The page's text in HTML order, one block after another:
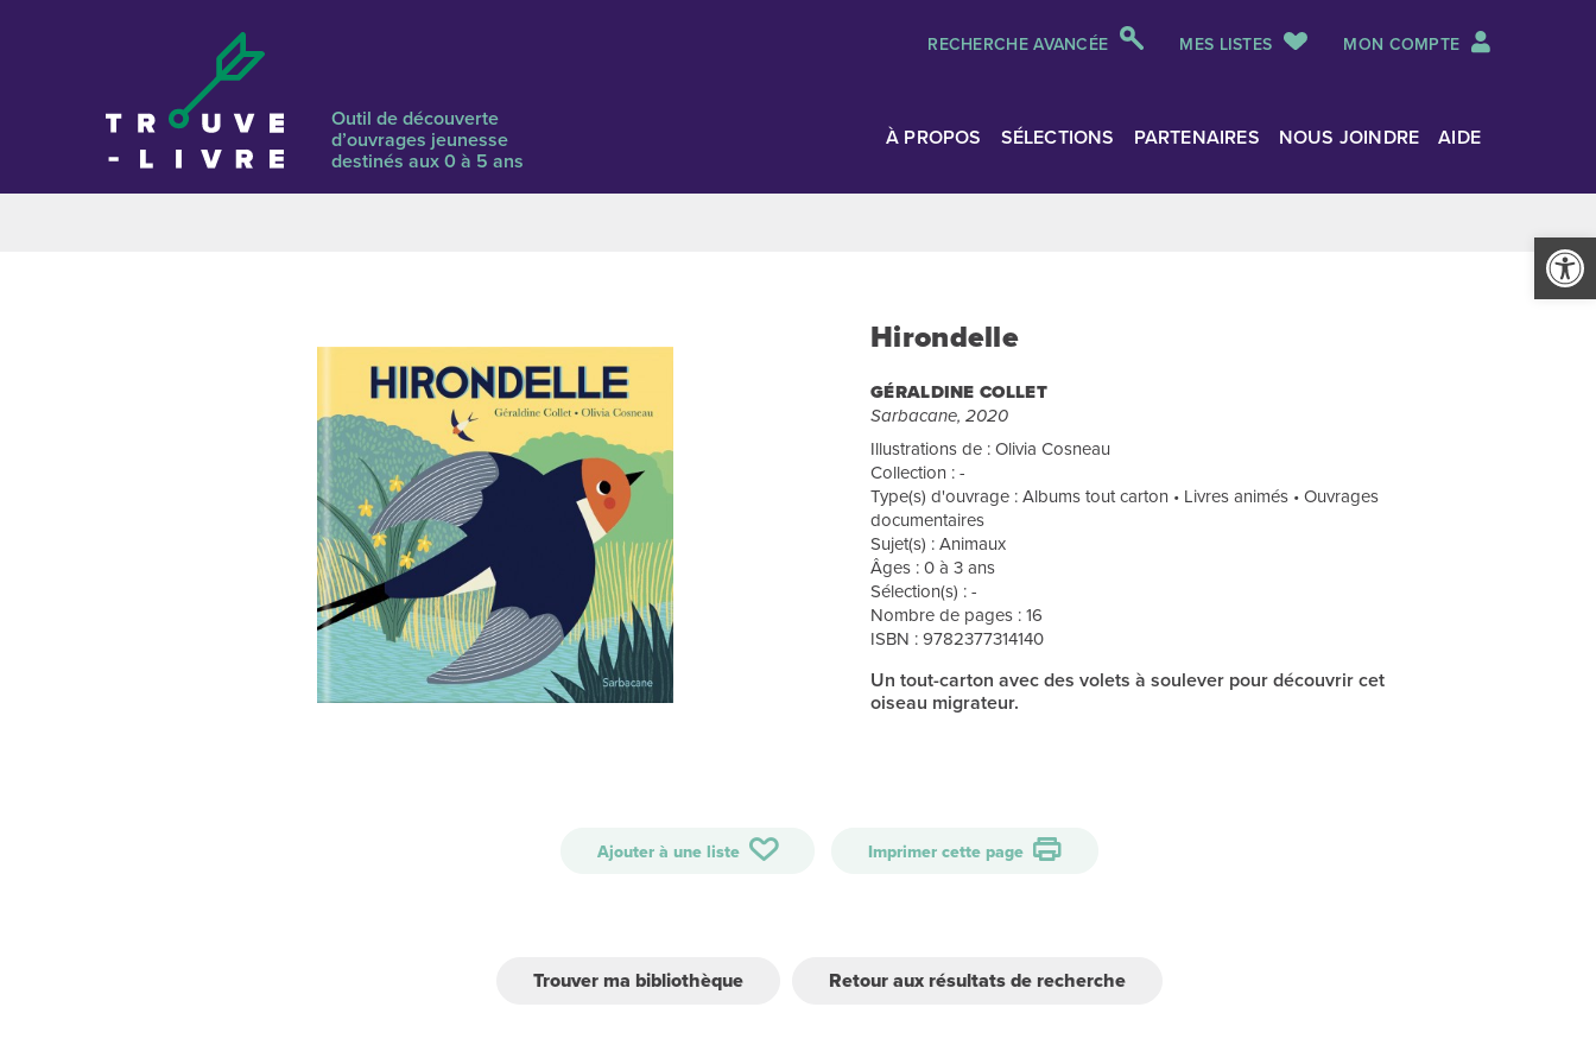
Ouvrir
RECHERCHE AVANCÉE MES LISTES MON COMPTE
Outil de découverte
d’ouvrages jeunesse
destinés aux 0 à 5 ans
À PROPOS SÉLECTIONS PARTENAIRES NOUS JOINDRE AIDE
Hirondelle
GÉRALDINE COLLET
Sarbacane, 2020
Illustrations de : Olivia Cosneau
Collection : -
Type(s) d'ouvrage : Albums tout carton • Livres animés • Ouvrages
documentaires
Sujet(s) : Animaux
Âges : 0 à 3 ans
Sélection(s) : -
Nombre de pages : 16
ISBN : 9782377314140
Un tout-carton avec des volets à soulever pour découvrir cet
oiseau migrateur.
Ajouter à une liste Imprimer cette page
Trouver ma bibliothèque Retour aux résultats de recherche